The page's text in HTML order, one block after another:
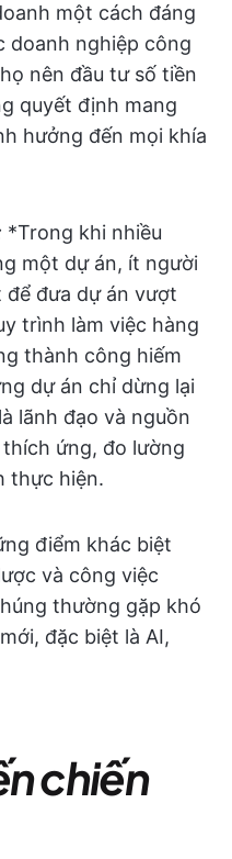
một cách đáng
doanh nghiệp công
nên đầu tư số tiền
quyết định mang
hưởng đến mọi khía
*Trong khi nhiều
một dự án, ít người
đưa dự án vượt
trình làm việc hàng
thành công hiếm
dự án chỉ dừng lại
lãnh đạo và nguồn
ứng, đo lường
thực hiện.
điểm khác biệt
và công việc
thường gặp khó
đặc biệt là AI,
chiến